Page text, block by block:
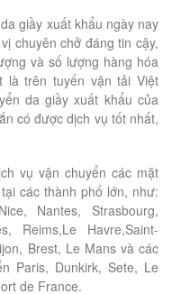
giầy xuất khẩu ngày nay
chuyên chở đáng tin cậy,
và số lượng hàng hóa
là trên tuyến vận tải Việt
da giầy xuất khẩu của
có được dịch vụ tốt nhất,
vụ vận chuyển các mặt
các thành phố lớn, như:
Nantes, Strasbourg,
Reims,Le Havre,Saint-
Brest, Le Mans và các
Paris, Dunkirk, Sete, Le
de France.